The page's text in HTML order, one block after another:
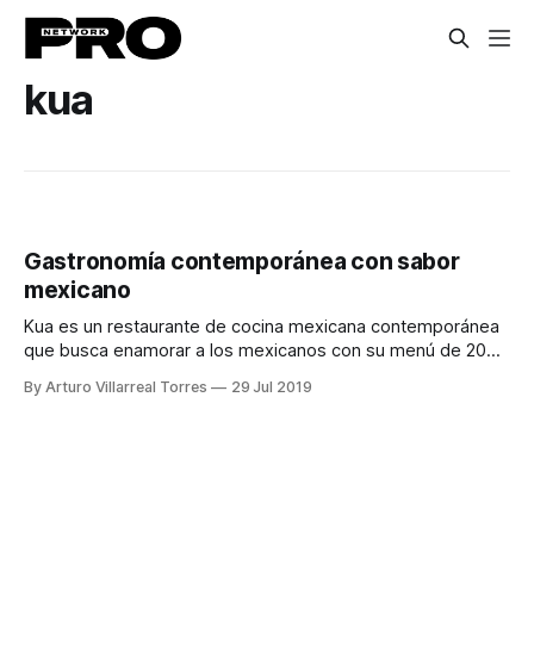
kua
Gastronomía contemporánea con sabor
mexicano
Kua es un restaurante de cocina mexicana contemporánea
que busca enamorar a los mexicanos con su menú de 20
By Arturo Villarreal Torres 29 Jul 2019